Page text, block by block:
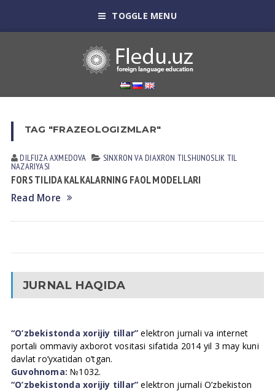
TOGGLE MENU
TAG "FRAZEOLOGIZMLAR"
DILFUZA AXMEDOVA SINXRON VА DIАXRON TILSHUNOSLIK TIL
NАZАRIYASI
FORS TILIDA KALKALARNING FAOL MODELLARI
Read More
JURNAL HAQIDA
“O’zbekistonda xorijiy tillar” elektron jurnali va internet
portali ommaviy axborot vositasi sifatida 2014 yil 3 may kuni
davlat ro’yxatidan o’tgan.
Guvohnoma: №1032.
“O’zbekistonda xorijiy tillar” elektron jurnali O’zbekiston